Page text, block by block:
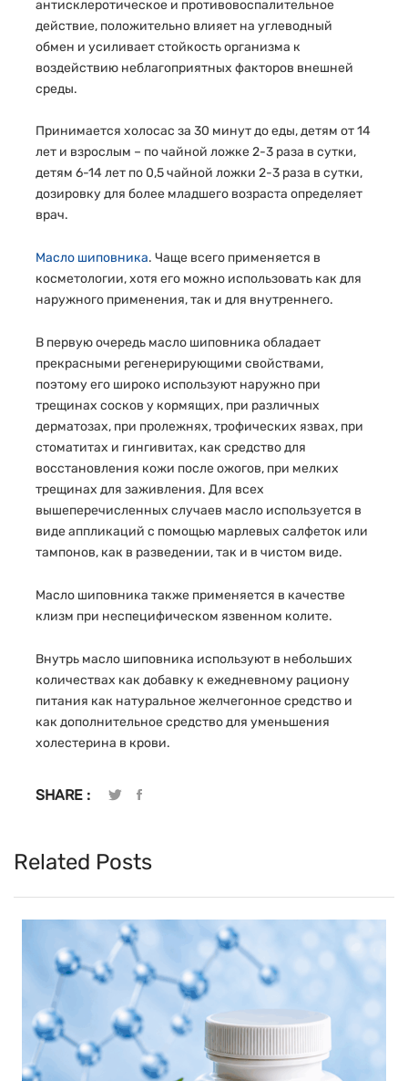
антисклеротическое и противовоспалительное
действие, положительно влияет на углеводный
обмен и усиливает стойкость организма к
воздействию неблагоприятных факторов внешней
среды.
Принимается холосас за 30 минут до еды, детям от 14
лет и взрослым – по чайной ложке 2-3 раза в сутки,
детям 6-14 лет по 0,5 чайной ложки 2-3 раза в сутки,
дозировку для более младшего возраста определяет
врач.
Масло шиповника. Чаще всего применяется в
косметологии, хотя его можно использовать как для
наружного применения, так и для внутреннего.
В первую очередь масло шиповника обладает
прекрасными регенерирующими свойствами,
поэтому его широко используют наружно при
трещинах сосков у кормящих, при различных
дерматозах, при пролежнях, трофических язвах, при
стоматитах и гингивитах, как средство для
восстановления кожи после ожогов, при мелких
трещинах для заживления. Для всех
вышеперечисленных случаев масло используется в
виде аппликаций с помощью марлевых салфеток или
тампонов, как в разведении, так и в чистом виде.
Масло шиповника также применяется в качестве
клизм при неспецифическом язвенном колите.
Внутрь масло шиповника используют в небольших
количествах как добавку к ежедневному рациону
питания как натуральное желчегонное средство и
как дополнительное средство для уменьшения
холестерина в крови.
SHARE :
Related Posts